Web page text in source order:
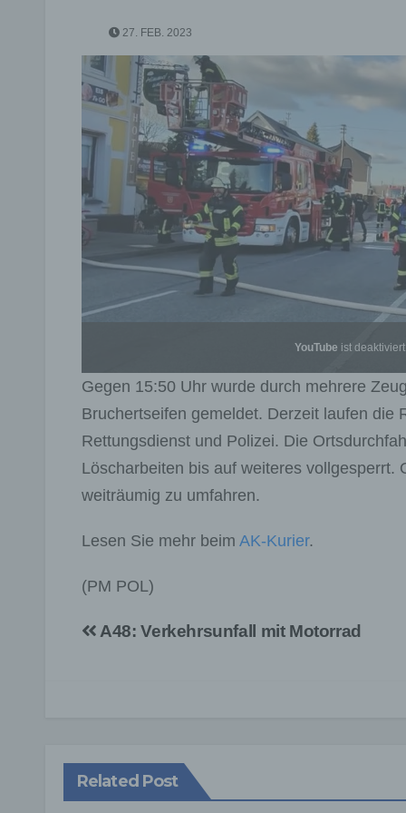
27. FEB. 2023
YouTube ist deaktiviert.
Gegen 15:50 Uhr wurde durch mehrere
Bruchertseifen gemeldet. Derzeit laufen die
Rettungsdienst und Polizei. Die
Löscharbeiten bis auf weiteres vollgesperrt.
weiträumig zu umfahren.
Lesen Sie mehr beim AK-Kurier.
(PM POL)
Beitragsnavigation
A48: Verkehrsunfall mit Motorrad
Related Post